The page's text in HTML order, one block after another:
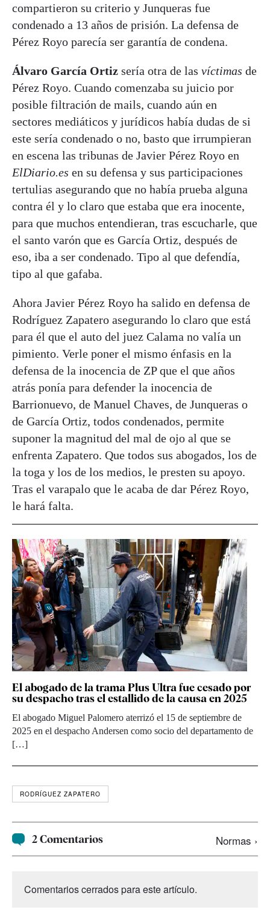
compartieron su criterio y Junqueras fue
condenado a 13 años de prisión. La defensa de
Pérez Royo parecía ser garantía de condena.
Álvaro García Ortiz sería otra de las víctimas de
Pérez Royo. Cuando comenzaba su juicio por
posible filtración de mails, cuando aún en
sectores mediáticos y jurídicos había dudas de si
este sería condenado o no, basto que irrumpieran
en escena las tribunas de Javier Pérez Royo en
ElDiario.es en su defensa y sus participaciones
tertulias asegurando que no había prueba alguna
contra él y lo claro que estaba que era inocente,
para que muchos entendieran, tras escucharle, que
el santo varón que es García Ortiz, después de
eso, iba a ser condenado. Tipo al que defendía,
tipo al que gafaba.
Ahora Javier Pérez Royo ha salido en defensa de
Rodríguez Zapatero asegurando lo claro que está
para él que el auto del juez Calama no valía un
pimiento. Verle poner el mismo énfasis en la
defensa de la inocencia de ZP que el que años
atrás ponía para defender la inocencia de
Barrionuevo, de Manuel Chaves, de Junqueras o
de García Ortiz, todos condenados, permite
suponer la magnitud del mal de ojo al que se
enfrenta Zapatero. Que todos sus abogados, los de
la toga y los de los medios, le presten su apoyo.
Tras el varapalo que le acaba de dar Pérez Royo,
le hará falta.
El abogado de la trama Plus Ultra fue cesado por
su despacho tras el estallido de la causa en 2025
El abogado Miguel Palomero aterrizó el 15 de septiembre de
2025 en el despacho Andersen como socio del departamento de
[…]
RODRÍGUEZ ZAPATERO
2 Comentarios Normas ›
Comentarios cerrados para este artículo.